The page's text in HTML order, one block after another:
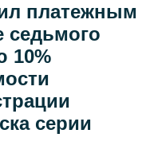
платежным
седьмого
10%
серии